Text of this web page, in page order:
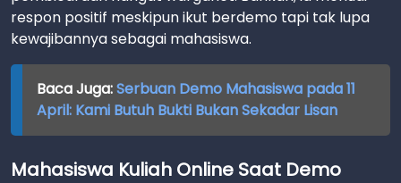
respon positif meskipun ikut berdemo tapi tak lupa
kewajibannya sebagai mahasiswa.
Baca Juga:Serbuan Demo Mahasiswa pada 11
April: Kami Butuh Bukti Bukan Sekadar Lisan
Mahasiswa Kuliah Online Saat Demo